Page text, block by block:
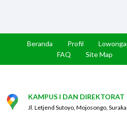
Beranda Profil
FAQ
Site Map
KAMPUS I DAN DIREKTORAT
Jl. Letjend Sutoyo, Mojosongo,